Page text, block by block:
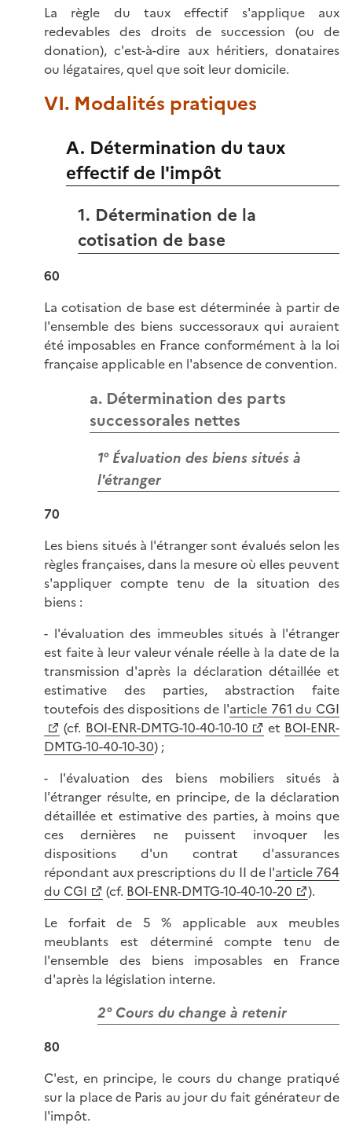
La règle du taux effectif s'applique aux
redevables des droits de succession (ou de
donation), c'est-à-dire aux héritiers, donataires
ou légataires, quel que soit leur domicile.
VI. Modalités pratiques
A. Détermination du taux
effectif de l'impôt
1. Détermination de la
cotisation de base
60
La cotisation de base est déterminée à partir de
l'ensemble des biens successoraux qui auraient
été imposables en France conformément à la loi
française applicable en l'absence de convention.
a. Détermination des parts
successorales nettes
1° Évaluation des biens situés à
l'étranger
70
Les biens situés à l'étranger sont évalués selon les
règles françaises, dans la mesure où elles peuvent
s'appliquer compte tenu de la situation des
biens :
- l'évaluation des immeubles situés à l'étranger
est faite à leur valeur vénale réelle à la date de la
transmission d'après la déclaration détaillée et
estimative des parties, abstraction faite
toutefois des dispositions de l'article 761 du CGI
(cf. BOI-ENR-DMTG-10-40-10-10 et BOI-ENR-
DMTG-10-40-10-30) ;
- l'évaluation des biens mobiliers situés à
l'étranger résulte, en principe, de la déclaration
détaillée et estimative des parties, à moins que
ces dernières ne puissent invoquer les
dispositions d'un contrat d'assurances
répondant aux prescriptions du II de l'article 764
du CGI
(cf. BOI-ENR-DMTG-10-40-10-20
).
Le forfait de 5 % applicable aux meubles
meublants est déterminé compte tenu de
l'ensemble des biens imposables en France
d'après la législation interne.
2° Cours du change à retenir
80
C'est, en principe, le cours du change pratiqué
sur la place de Paris au jour du fait générateur de
l'impôt.